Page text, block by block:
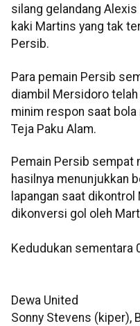
silang gelandang
kaki Martins yang tak
Persib.
Para pemain Persib
diambil Mersidoro
minim respon saat
Teja Paku Alam.
Pemain Persib sempat
hasilnya menunjukkan
lapangan saat
dikonversi gol oleh
Kedudukan sementara
Dewa United
Sonny Stevens (kiper),